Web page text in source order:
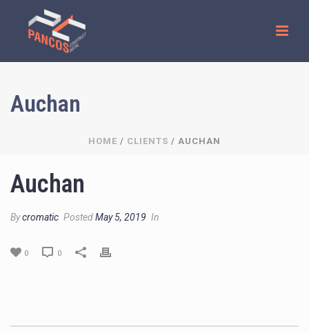
Auchan
HOME / CLIENTS / AUCHAN
Auchan
Bycromatic PostedMay 5, 2019 In
0 0